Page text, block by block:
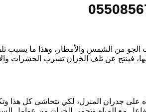
الجو من الشمس والأمطار، وهذا ما يسبب
فينتج عن تلف الخزان تسرب الحشرات
على جدران المنزل، لكي تتحاشى كل هذا